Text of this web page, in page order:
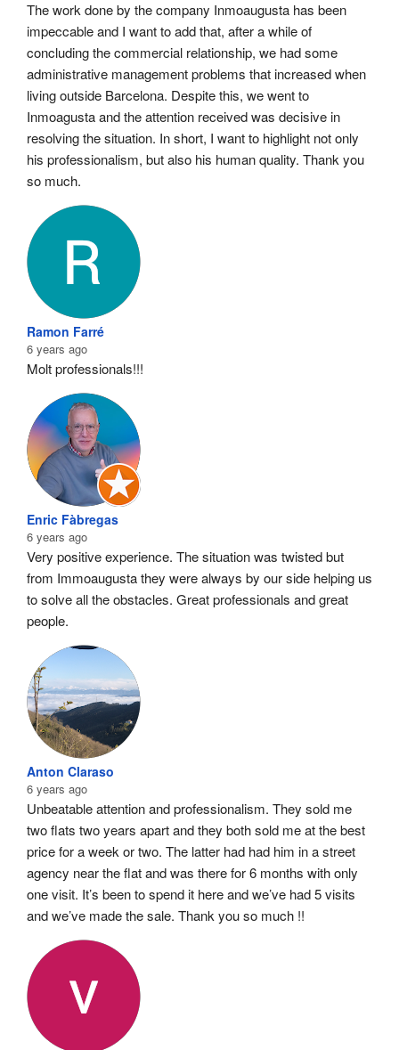
The work done by the company Inmoaugusta has been
impeccable and I want to add that, after a while of
concluding the commercial relationship, we had some
administrative management problems that increased when
living outside Barcelona. Despite this, we went to
Inmoagusta and the attention received was decisive in
resolving the situation. In short, I want to highlight not only
his professionalism, but also his human quality. Thank you
so much.
Ramon Farré
6 years ago
Molt professionals!!!
Enric Fàbregas
6 years ago
Very positive experience. The situation was twisted but
from Immoaugusta they were always by our side helping us
to solve all the obstacles. Great professionals and great
people.
Anton Claraso
6 years ago
Unbeatable attention and professionalism. They sold me
two flats two years apart and they both sold me at the best
price for a week or two. The latter had had him in a street
agency near the flat and was there for 6 months with only
one visit. It’s been to spend it here and we’ve had 5 visits
and we’ve made the sale. Thank you so much !!